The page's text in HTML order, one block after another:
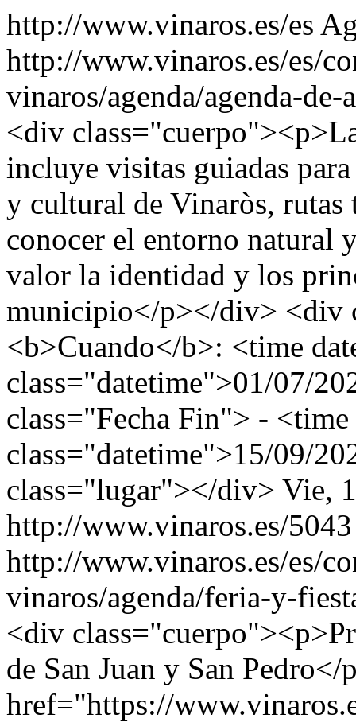
http://www.vinaros.es/es
http://www.vinaros.es/es/
vinaros/agenda/agenda-
<div
incluye visitas guiadas
y cultural de Vinaròs, rutas
conocer el entorno natural
valor la identidad y los
municipio</p></div> <div
<b>Cuando</b>: <time
class="datetime">01/07/
class="Fecha Fin"> -
class="datetime">15/09/
class="lugar"></div> Vie,
http://www.vinaros.es/5043
http://www.vinaros.es/es/
vinaros/agenda/feria-y-
<div
de San Juan y San Pedro</
href="https://